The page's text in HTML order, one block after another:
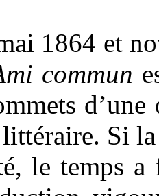
1864 et
commun
Si
le temps